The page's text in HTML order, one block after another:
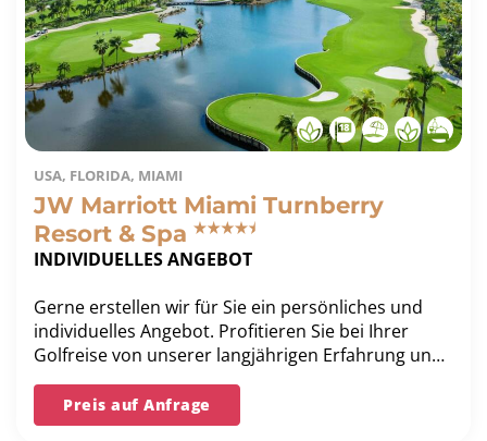
USA, FLORIDA, MIAMI
JW Marriott Miami Turnberry
Resort & Spa
INDIVIDUELLES ANGEBOT
Gerne erstellen wir für Sie ein persönliches und
individuelles Angebot. Profitieren Sie bei Ihrer
Golfreise von unserer langjährigen Erfahrung und
unserer Bestpreis-Garantie.
Preis auf Anfrage